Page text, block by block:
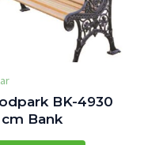
BK-4930
cm Bank